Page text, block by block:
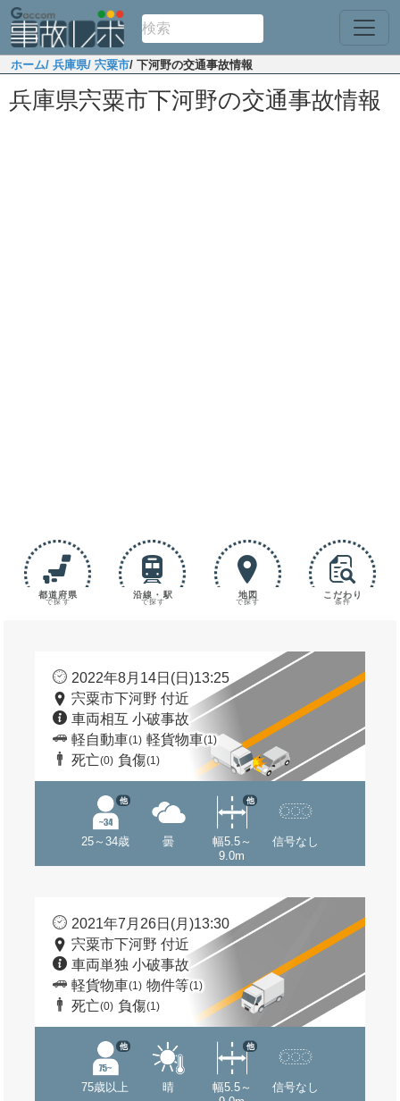
ホーム/ 兵庫県/ 宍粟市/ 下河野の交通事故情報
兵庫県宍粟市下河野の交通事故情報
都道府県
で探す
沿線・駅
で探す
地図
で探す
こだわり
条件
2022年8月14日(日)13:25
宍粟市下河野 付近
車両相互 小破事故
軽自動車(1) 軽貨物車(1)
死亡(0) 負傷(1)
25～34歳
他
曇
幅5.5～
9.0m
他
信号なし
2021年7月26日(月)13:30
宍粟市下河野 付近
車両単独 小破事故
軽貨物車(1) 物件等(1)
死亡(0) 負傷(1)
75歳以上
他
晴
幅5.5～
他
信号なし